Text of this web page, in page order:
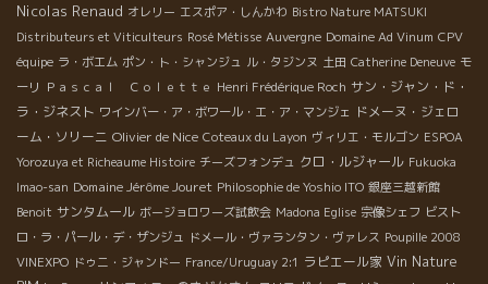
Nicolas Renaud オレリー エスポア・しんかわ Bistro Nature MATSUKI
Distributeurs et Viticulteurs Rosé Métisse Auvergne Domaine Ad Vinum CPV
équipe ラ・ボエム ポン・ト・シャンジュ ル・タジンヌ 土田 Catherine Deneuve モ
ーリ Ｐａｓｃａｌ Ｃｏｌｅｔｔｅ Henri Frédérique Roch サン・ジャン・ド・
ラ・ジネスト ワインバー・ア・ボワール・エ・ア・マンジェ ドメーヌ・ジェロ
ーム・ソリーニ Olivier de Nice Coteaux du Layon ヴィリエ・モルゴン ESPOA
Yorozuya et Richeaume Histoire チーズフォンデュ クロ・ルジャール Fukuoka
Imao-san Domaine Jérôme Jouret Philosophie de Yoshio ITO 銀座三越新館
Benoit サンタムール ボージョロワーズ試飲会 Madona Eglise 宗像シェフ ビスト
ロ・ラ・パール・デ・ザンジュ ドメール・ヴァランタン・ヴァレス Poupille 2008
VINEXPO ドゥニ・ジャンドー France/Uruguay 2:1 ラピエール家 Vin Nature